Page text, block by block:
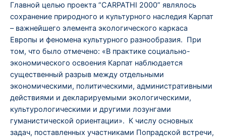
Главной целью проекта “CARPATHI 2000” являлось
сохранение природного и культурного наследия Карпат
– важнейшего элемента экологического каркаса
Европы и феномена культурного разнообразия. При
том, что было отмечено: «В практике социально-
экономического освоения Карпат наблюдается
существенный разрыв между отдельными
экономическими, политическими, административными
действиями и декларируемыми экологическими,
культурологическими и другими лозунгами
гуманистической ориентации». К числу основных
задач, поставленных участниками Попрадской встречи,